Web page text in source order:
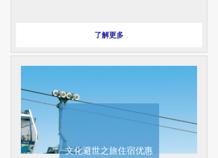
了解更多
文化避世之旅住宿优惠